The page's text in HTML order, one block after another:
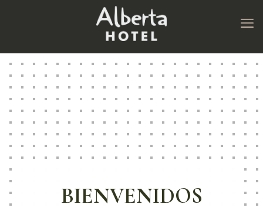
BIENVENIDOS